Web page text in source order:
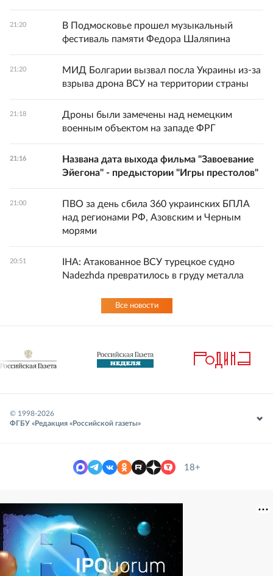
21:20
В Подмосковье прошел музыкальный
фестиваль памяти Федора Шаляпина
21:20
МИД Болгарии вызвал посла Украины из-за
взрыва дрона ВСУ на территории страны
21:18
Дроны были замечены над немецким
военным объектом на западе ФРГ
21:16
Названа дата выхода фильма "Завоевание
Эйегона" - предыстории "Игры престолов"
21:00
ПВО за день сбила 360 украинских БПЛА
над регионами РФ, Азовским и Черным
морями
20:51
IHA: Атакованное ВСУ турецкое судно
Nadezhda превратилось в груду металла
Все новости
© 1998-2026
ФГБУ «Редакция «Российской газеты»
18+